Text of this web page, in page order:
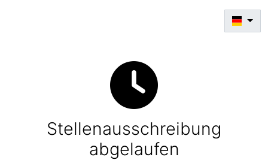
Stellenausschreibung
abgelaufen